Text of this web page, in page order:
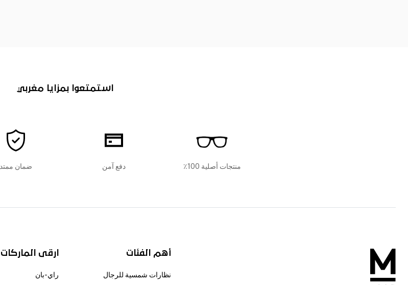
استمتعوا بمزايا مغربي
منتجات أصلية 100٪ دفع آمن ضمان ممتد
أهم الفئات
نظارات شمسية للرجال
ارقى الماركات
راي-بان